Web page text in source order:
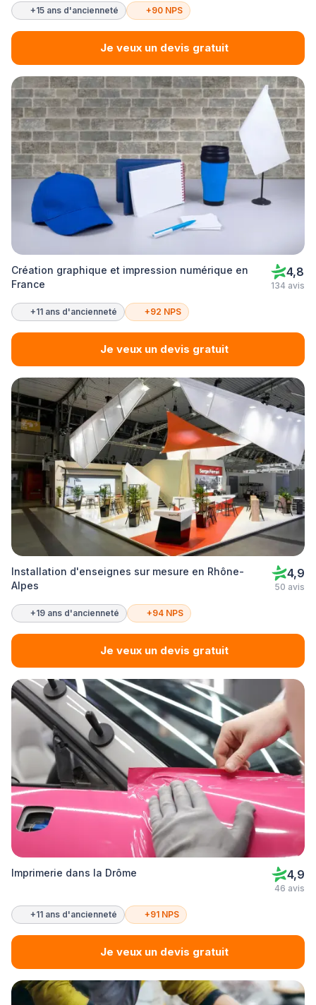
+15 ans d'ancienneté +90 NPS
Je veux un devis gratuit
Création graphique et impression numérique en
France
4,8
134 avis
+11 ans d'ancienneté +92 NPS
Je veux un devis gratuit
Installation d'enseignes sur mesure en Rhône-
Alpes
4,9
50 avis
+19 ans d'ancienneté +94 NPS
Je veux un devis gratuit
Imprimerie dans la Drôme 4,9
46 avis
+11 ans d'ancienneté +91 NPS
Je veux un devis gratuit